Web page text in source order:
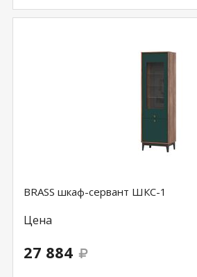
BRASS шкаф-сервант ШКС-1
Цена
27 884